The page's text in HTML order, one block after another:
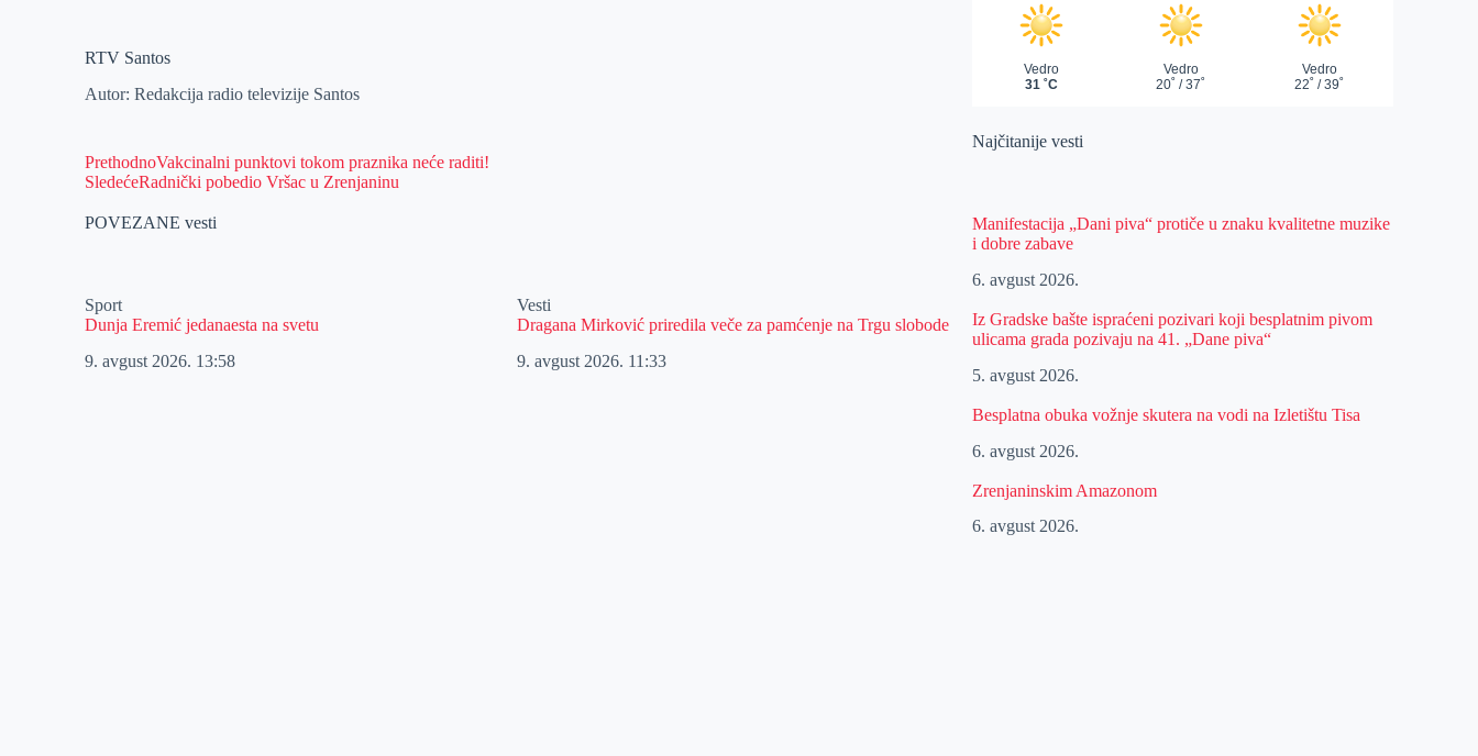
RTV Santos
Autor: Redakcija radio televizije Santos
PrethodnoVakcinalni punktovi tokom praznika neće raditi!
SledećeRadnički pobedio Vršac u Zrenjaninu
POVEZANE vesti
Sport
Dunja Eremić jedanaesta na svetu
9. avgust 2026. 13:58
Vesti
Dragana Mirković priredila veče za pamćenje na Trgu slobode
9. avgust 2026. 11:33
Najčitanije vesti
Manifestacija „Dani piva“ protiče u znaku kvalitetne muzike
i dobre zabave
6. avgust 2026.
Iz Gradske bašte ispraćeni pozivari koji besplatnim pivom
ulicama grada pozivaju na 41. „Dane piva“
5. avgust 2026.
Besplatna obuka vožnje skutera na vodi na Izletištu Tisa
6. avgust 2026.
Zrenjaninskim Amazonom
6. avgust 2026.